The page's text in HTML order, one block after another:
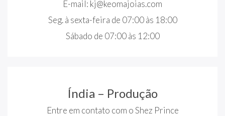
E-mail: kj@keomajoias.com
Seg. à sexta-feira de 07:00 às 18:00
Sábado de 07:00 às 12:00
Índia – Produção
Entre em contato com o Shez Prince